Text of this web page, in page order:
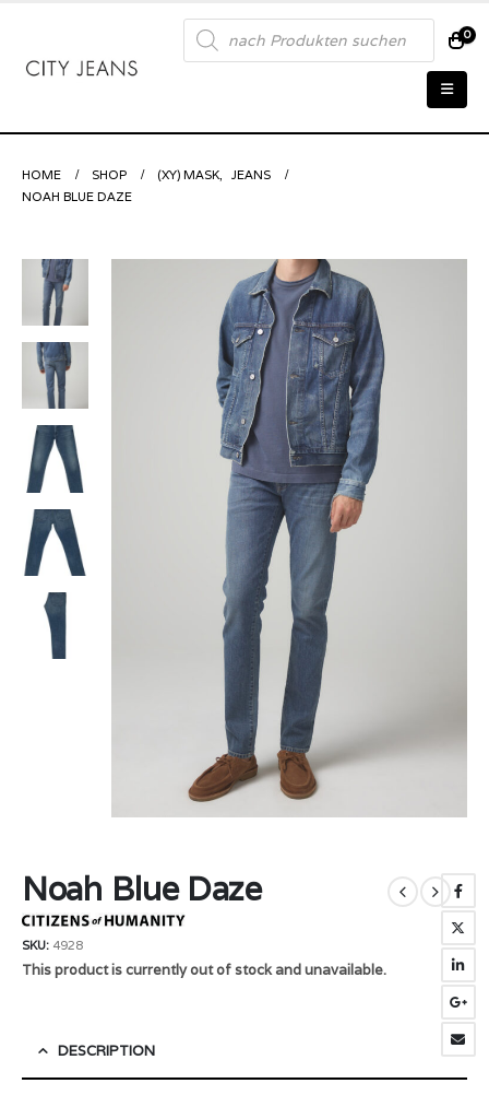
Products
search 0
HOME SHOP (XY) MASK,
JEANS
NOAH BLUE DAZE
Noah Blue Daze
SKU: 4928
This product is currently out of stock and unavailable.
DESCRIPTION